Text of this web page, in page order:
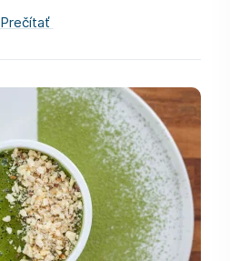
Prečítať